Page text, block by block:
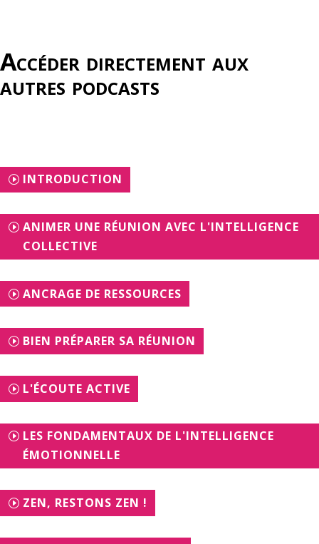
Accéder directement aux
autres podcasts
INTRODUCTION
ANIMER UNE RÉUNION AVEC L'INTELLIGENCE
COLLECTIVE
ANCRAGE DE RESSOURCES
BIEN PRÉPARER SA RÉUNION
L'ÉCOUTE ACTIVE
LES FONDAMENTAUX DE L'INTELLIGENCE
ÉMOTIONNELLE
ZEN, RESTONS ZEN !